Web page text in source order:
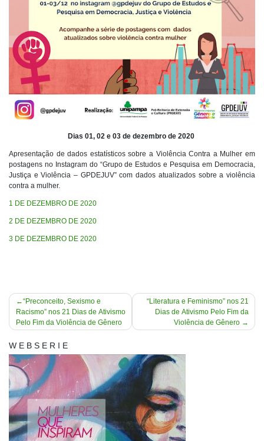
Dias 01, 02 e 03 de dezembro de 2020
Apresentação de dados estatísticos sobre a Violência Contra a Mulher em
postagens no Instagram do “Grupo de Estudos e Pesquisa em Democracia,
Justiça e Violência – GPDEJUV” com dados atualizados sobre a violência
contra a mulher.
1 DE DEZEMBRO DE 2020
2 DE DEZEMBRO DE 2020
3 DE DEZEMBRO DE 2020
Navegação
de
Post
“Preconceito, Sexismo e
Racismo” nos 21 Dias de Ativismo
Pelo Fim da Violência de Gênero
“Literatura e Feminismo” nos 21
Dias de Ativismo Pelo Fim da
Violência de Gênero
W E B S E R I E